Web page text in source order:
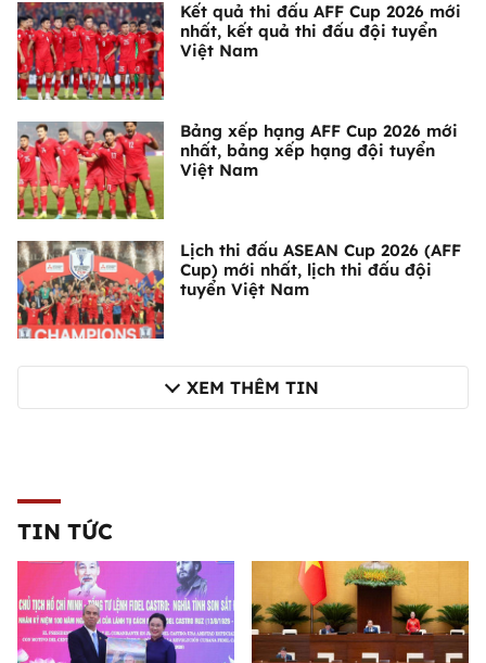
Kết quả thi đấu AFF Cup 2026 mới
nhất, kết quả thi đấu đội tuyển
Việt Nam
Bảng xếp hạng AFF Cup 2026 mới
nhất, bảng xếp hạng đội tuyển
Việt Nam
Lịch thi đấu ASEAN Cup 2026 (AFF
Cup) mới nhất, lịch thi đấu đội
tuyển Việt Nam
XEM THÊM TIN
TIN TỨC